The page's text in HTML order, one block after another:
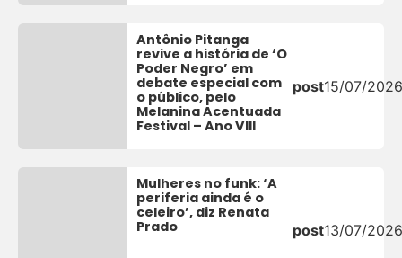
Antônio Pitanga
revive a história de ‘O
Poder Negro’ em
debate especial com
o público, pelo
Melanina Acentuada
Festival – Ano VIII
post15/07/2026
Mulheres no funk: ‘A
periferia ainda é o
celeiro’, diz Renata
Prado
post13/07/2026